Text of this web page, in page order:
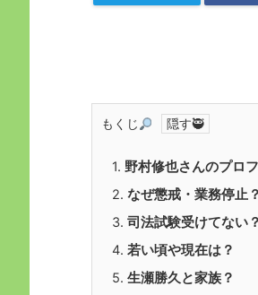
もくじ
1. 野村修也さんのプロ
2. なぜ懲戒・業務停止？
3. 司法試験受けてない？
4. 若い頃や現在は？
5. 生瀬勝久と家族？